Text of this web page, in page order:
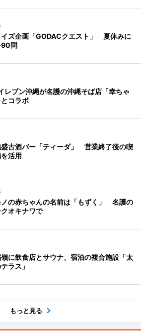
ズ企画「GODACクエスト」 夏休みに
90問
レブン沖縄が名護の沖縄そば店「幸ちゃ
コラボ
古酒バー「ティーダ」 営業終了後の喫
活用
の赤ちゃんの名前は「もずく」 名護の
オキナワで
に飲食店とサウナ、宿泊の複合施設「太
ラス」
もっと見る